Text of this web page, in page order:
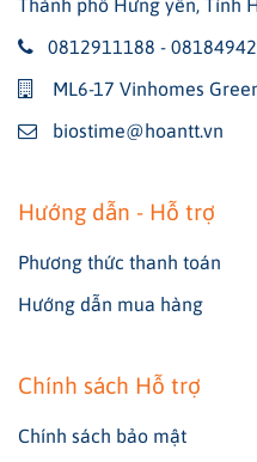
0812911188 -
ML6-17 Vinhomes
biostime@hoantt.vn
Hướng dẫn - Hỗ trợ
Phương thức thanh toán
Hướng dẫn mua hàng
Chính sách Hỗ trợ
Chính sách bảo mật